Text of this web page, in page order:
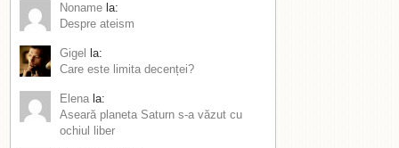
Noname la:
Despre ateism
Gigel
la:
Care este limita decenței?
Elena la:
Aseară planeta Saturn s-a văzut cu
ochiul liber